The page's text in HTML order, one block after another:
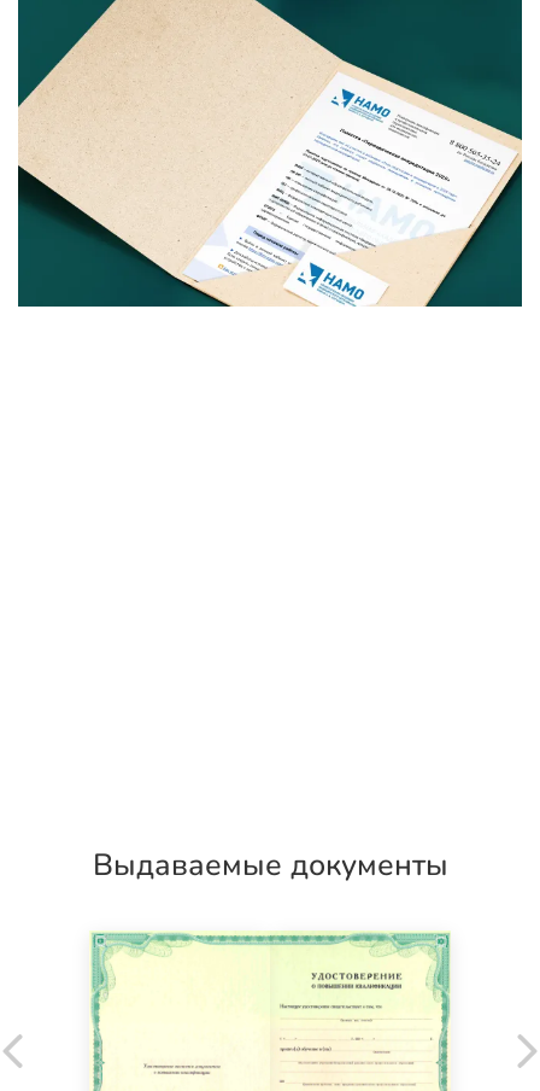
Выдаваемые документы